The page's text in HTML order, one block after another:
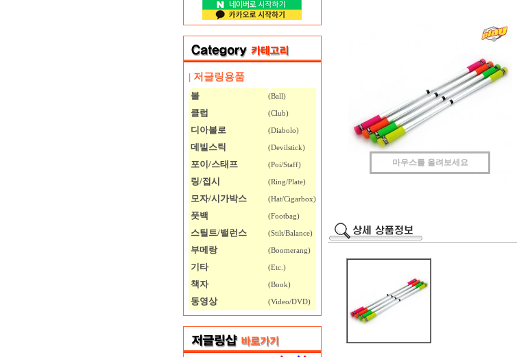
| 저글링용품
볼 (Ball)
클럽 (Club)
디아볼로 (Diabolo)
데빌스틱 (Devilstick)
포이/스태프 (Poi/Staff)
링/접시 (Ring/Plate)
모자/시가박스 (Hat/Cigarbox)
풋백 (Footbag)
스틸트/밸런스 (Stilt/Balance)
부메랑 (Boomerang)
기타 (Etc.)
책자 (Book)
동영상 (Video/DVD)
마우스를 올려보세요